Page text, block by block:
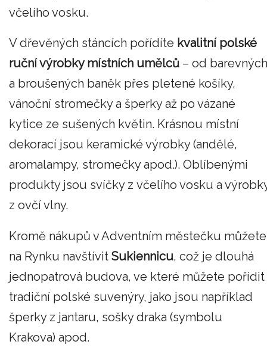
včelího vosku.
V dřevěných stáncích pořídíte kvalitní polské
ruční výrobky místních umělců – od barevných
a broušených baněk přes pletené košíky,
vánoční stromečky a šperky až po vázané
kytice ze sušených květin. Krásnou místní
dekorací jsou keramické výrobky (andělé,
aromalampy, stromečky apod.). Oblíbenými
produkty jsou svíčky z včelího vosku a
z ovčí vlny.
Kromě nákupů v Adventním městečku můžete
na Rynku navštívit Sukiennicu, což je dlouhá
jednopatrová budova, ve které můžete pořídit
tradiční polské suvenýry, jako jsou například
šperky z jantaru, sošky draka (symbolu
Krakova) apod.